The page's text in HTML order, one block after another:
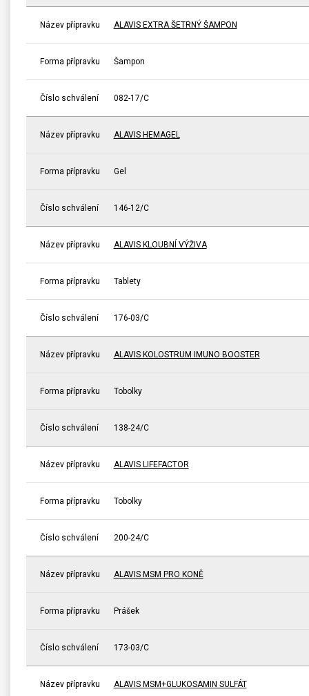
Název přípravku ALAVIS EXTRA ŠETRNÝ ŠAMPON
Forma přípravku Šampon
Číslo schválení 082-17/C
Název přípravku ALAVIS HEMAGEL
Forma přípravku Gel
Číslo schválení 146-12/C
Název přípravku ALAVIS KLOUBNÍ VÝŽIVA
Forma přípravku Tablety
Číslo schválení 176-03/C
Název přípravku ALAVIS KOLOSTRUM IMUNO BOOSTER
Forma přípravku Tobolky
Číslo schválení 138-24/C
Název přípravku ALAVIS LIFEFACTOR
Forma přípravku Tobolky
Číslo schválení 200-24/C
Název přípravku ALAVIS MSM PRO KONĚ
Forma přípravku Prášek
Číslo schválení 173-03/C
Název přípravku ALAVIS MSM+GLUKOSAMIN SULFÁT